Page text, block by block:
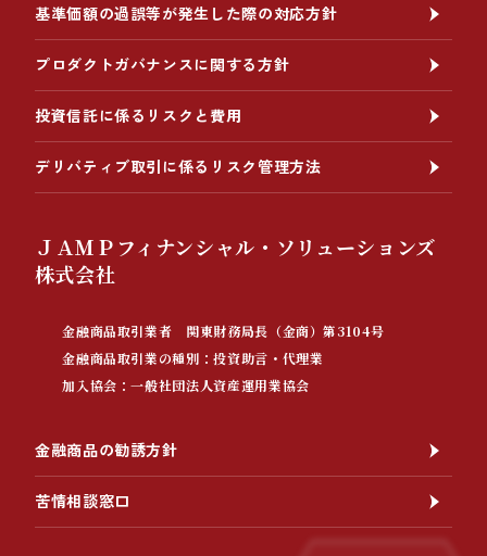
基準価額の過誤等が発生した際の対応方針
プロダクトガバナンスに関する方針
投資信託に係るリスクと費用
デリバティブ取引に係るリスク管理方法
ＪＡＭＰフィナンシャル・ソリューションズ
株式会社
金融商品取引業者 関東財務局長（金商）第3104号
金融商品取引業の種別：投資助言・代理業
加入協会：一般社団法人資産運用業協会
金融商品の勧誘方針
苦情相談窓口